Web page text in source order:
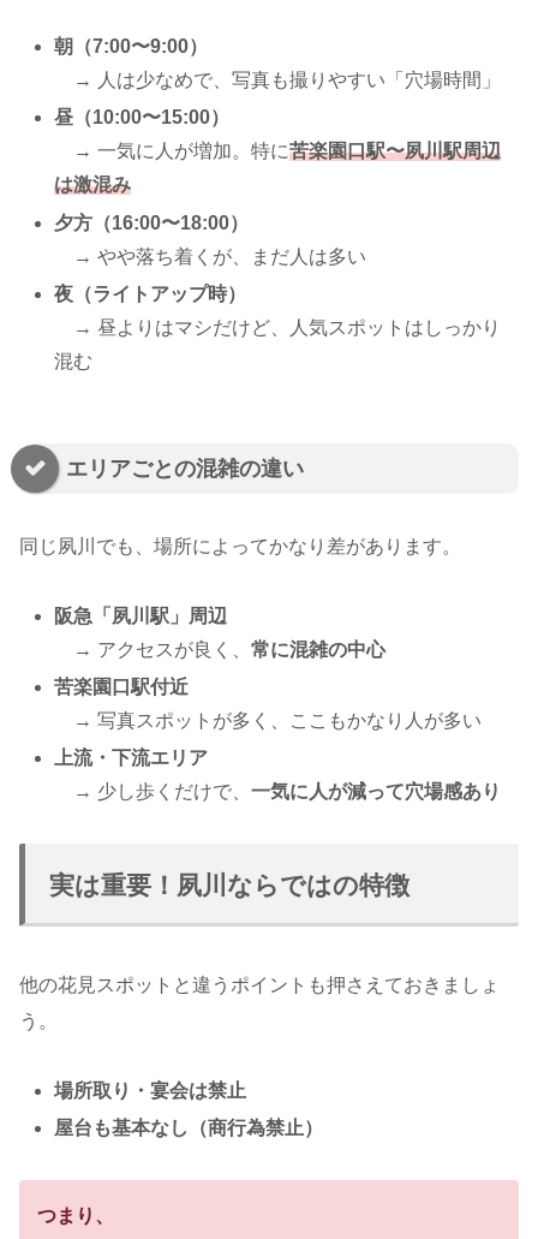
朝（7:00〜9:00）
→ 人は少なめで、写真も撮りやすい「穴場時間」
昼（10:00〜15:00）
→ 一気に人が増加。特に苦楽園口駅〜夙川駅周辺
は激混み
夕方（16:00〜18:00）
→ やや落ち着くが、まだ人は多い
夜（ライトアップ時）
→ 昼よりはマシだけど、人気スポットはしっかり
混む
エリアごとの混雑の違い
同じ夙川でも、場所によってかなり差があります。
阪急「夙川駅」周辺
→ アクセスが良く、常に混雑の中心
苦楽園口駅付近
→ 写真スポットが多く、ここもかなり人が多い
上流・下流エリア
→ 少し歩くだけで、一気に人が減って穴場感あり
実は重要！夙川ならではの特徴
他の花見スポットと違うポイントも押さえておきましょ
う。
場所取り・宴会は禁止
屋台も基本なし（商行為禁止）
つまり、